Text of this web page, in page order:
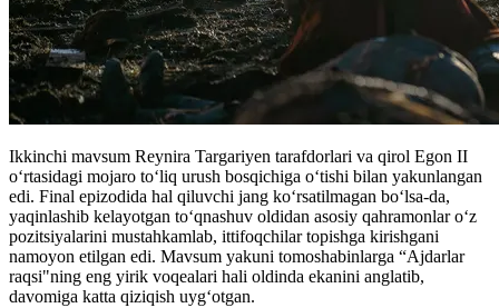
Ikkinchi mavsum Reynira Targariyen tarafdorlari va qirol Egon II
o‘rtasidagi mojaro to‘liq urush bosqichiga o‘tishi bilan yakunlangan
edi. Final epizodida hal qiluvchi jang ko‘rsatilmagan bo‘lsa-da,
yaqinlashib kelayotgan to‘qnashuv oldidan asosiy qahramonlar o‘z
pozitsiyalarini mustahkamlab, ittifoqchilar topishga kirishgani
namoyon etilgan edi. Mavsum yakuni tomoshabinlarga “Ajdarlar
raqsi"ning eng yirik voqealari hali oldinda ekanini anglatib,
davomiga katta qiziqish uyg‘otgan.